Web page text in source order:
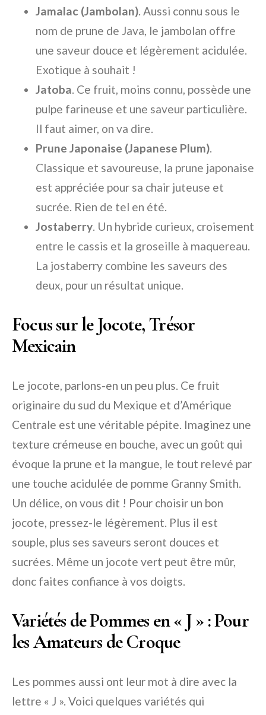
Jamalac (Jambolan). Aussi connu sous le
nom de prune de Java, le jambolan offre
une saveur douce et légèrement acidulée.
Exotique à souhait !
Jatoba. Ce fruit, moins connu, possède une
pulpe farineuse et une saveur particulière.
Il faut aimer, on va dire.
Prune Japonaise (Japanese Plum).
Classique et savoureuse, la prune japonaise
est appréciée pour sa chair juteuse et
sucrée. Rien de tel en été.
Jostaberry. Un hybride curieux, croisement
entre le cassis et la groseille à maquereau.
La jostaberry combine les saveurs des
deux, pour un résultat unique.
Focus sur le Jocote, Trésor
Mexicain
Le jocote, parlons-en un peu plus. Ce fruit
originaire du sud du Mexique et d’Amérique
Centrale est une véritable pépite. Imaginez une
texture crémeuse en bouche, avec un goût qui
évoque la prune et la mangue, le tout relevé par
une touche acidulée de pomme Granny Smith.
Un délice, on vous dit ! Pour choisir un bon
jocote, pressez-le légèrement. Plus il est
souple, plus ses saveurs seront douces et
sucrées. Même un jocote vert peut être mûr,
donc faites confiance à vos doigts.
Variétés de Pommes en « J » : Pour
les Amateurs de Croque
Les pommes aussi ont leur mot à dire avec la
lettre « J ». Voici quelques variétés qui